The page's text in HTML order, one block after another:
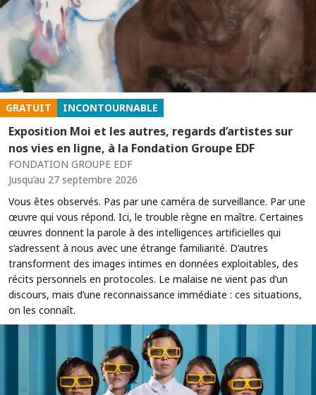
GRATUIT INCONTOURNABLE
Exposition Moi et les autres, regards d’artistes sur
nos vies en ligne, à la Fondation Groupe EDF
FONDATION GROUPE EDF
Jusqu’au 27 septembre 2026
Vous êtes observés. Pas par une caméra de surveillance. Par une
œuvre qui vous répond. Ici, le trouble règne en maître. Certaines
œuvres donnent la parole à des intelligences artificielles qui
s’adressent à nous avec une étrange familiarité. D’autres
transforment des images intimes en données exploitables, des
récits personnels en protocoles. Le malaise ne vient pas d’un
discours, mais d’une reconnaissance immédiate : ces situations,
on les connaît.